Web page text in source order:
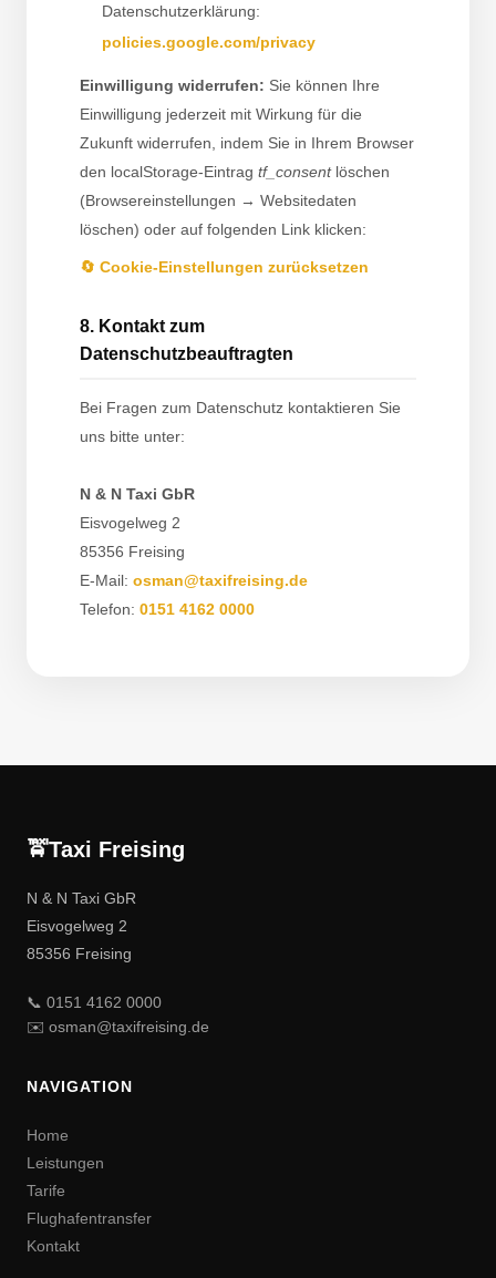
Datenschutzerklärung:
policies.google.com/privacy
Einwilligung widerrufen: Sie können Ihre
Einwilligung jederzeit mit Wirkung für die
Zukunft widerrufen, indem Sie in Ihrem Browser
den localStorage-Eintrag tf_consentlöschen
(Browsereinstellungen → Websitedaten
löschen) oder auf folgenden Link klicken:
🔄 Cookie-Einstellungen zurücksetzen
8. Kontakt zum
Datenschutzbeauftragten
Bei Fragen zum Datenschutz kontaktieren Sie
uns bitte unter:
N & N Taxi GbR
Eisvogelweg 2
85356 Freising
E-Mail: osman@taxifreising.de
Telefon: 0151 4162 0000
🚖Taxi Freising
N & N Taxi GbR
Eisvogelweg 2
85356 Freising
📞 0151 4162 0000
✉️ osman@taxifreising.de
NAVIGATION
Home
Leistungen
Tarife
Flughafentransfer
Kontakt